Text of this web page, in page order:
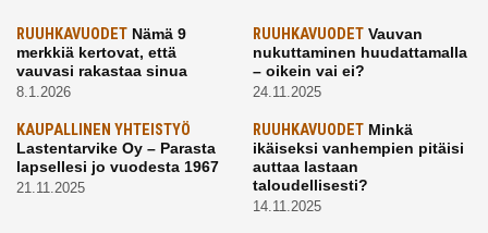
RUUHKAVUODET Nämä 9
merkkiä kertovat, että
vauvasi rakastaa sinua
8.1.2026
RUUHKAVUODETVauvan
nukuttaminen huudattamalla
– oikein vai ei?
24.11.2025
KAUPALLINEN YHTEISTYÖ
Lastentarvike Oy – Parasta
lapsellesi jo vuodesta 1967
21.11.2025
RUUHKAVUODETMinkä
ikäiseksi vanhempien pitäisi
auttaa lastaan
taloudellisesti?
14.11.2025